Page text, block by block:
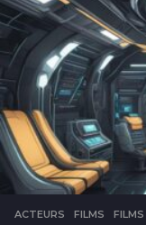
ACTEURS ,FILMS FILMS